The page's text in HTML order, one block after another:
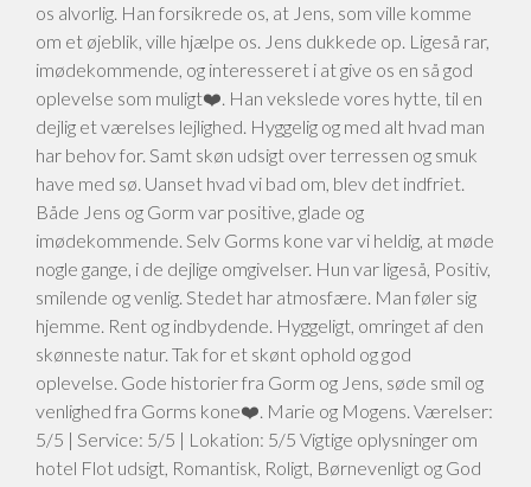
os alvorlig. Han forsikrede os, at Jens, som ville komme
om et øjeblik, ville hjælpe os. Jens dukkede op. Ligeså rar,
imødekommende, og interesseret i at give os en så god
oplevelse som muligt❤️. Han vekslede vores hytte, til en
dejlig et værelses lejlighed. Hyggelig og med alt hvad man
har behov for. Samt skøn udsigt over terressen og smuk
have med sø. Uanset hvad vi bad om, blev det indfriet.
Både Jens og Gorm var positive, glade og
imødekommende. Selv Gorms kone var vi heldig, at møde
nogle gange, i de dejlige omgivelser. Hun var ligeså, Positiv,
smilende og venlig. Stedet har atmosfære. Man føler sig
hjemme. Rent og indbydende. Hyggeligt, omringet af den
skønneste natur. Tak for et skønt ophold og god
oplevelse. Gode historier fra Gorm og Jens, søde smil og
venlighed fra Gorms kone❤️. Marie og Mogens. Værelser:
5/5 | Service: 5/5 | Lokation: 5/5 Vigtige oplysninger om
hotel Flot udsigt, Romantisk, Roligt, Børnevenligt og God